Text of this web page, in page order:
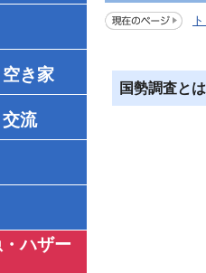
き家
流
・ハザー
国勢調査とは